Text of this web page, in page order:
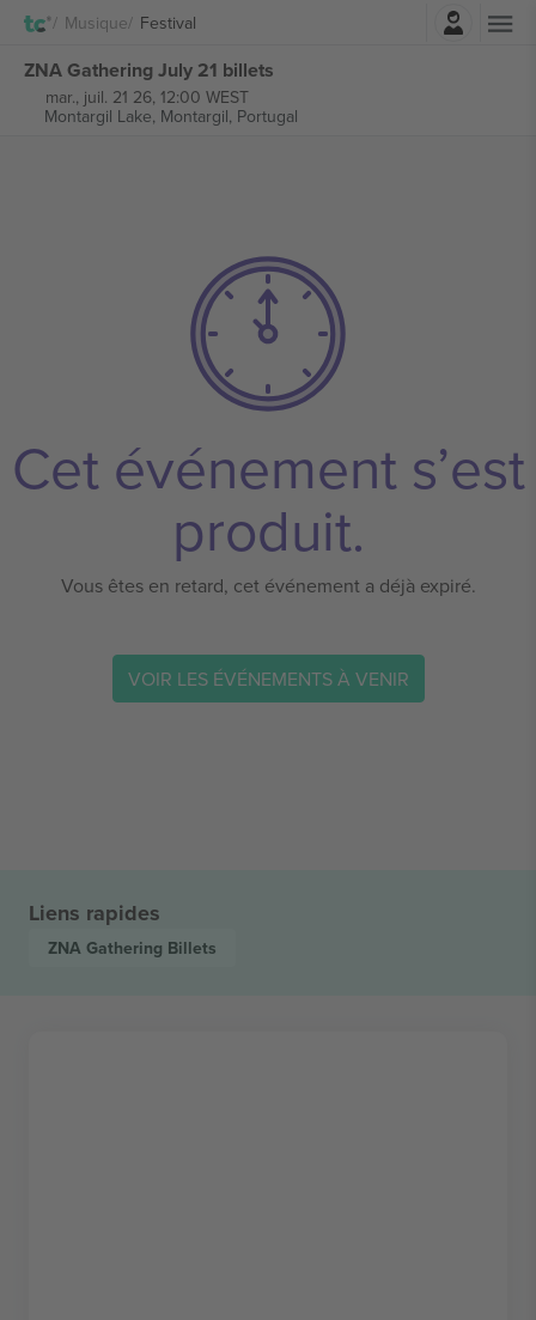
Musique Festival
ZNA Gathering July 21 billets
mar., juil. 21 26, 12:00 WEST
Montargil Lake, Montargil, Portugal
Cet événement s’est
produit.
Vous êtes en retard, cet événement a déjà expiré.
VOIR LES ÉVÉNEMENTS À VENIR
Liens rapides
ZNA Gathering Billets